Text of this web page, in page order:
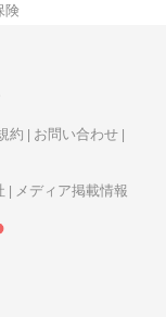
険
約
お問い合わせ
メディア掲載情報